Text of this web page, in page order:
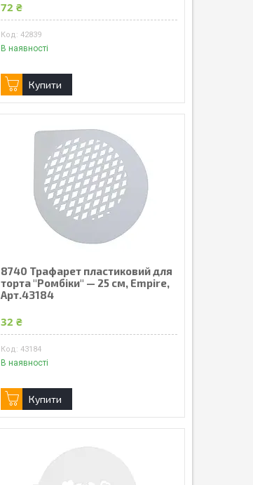
72 ₴
42839
В наявності
Купити
8740 Трафарет пластиковий для
торта "Ромбіки" — 25 см, Empire,
Арт.43184
32 ₴
43184
В наявності
Купити